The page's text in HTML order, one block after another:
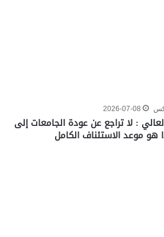
2026-07-08
: لا تراجع عن عودة الجامعات إلى
هو موعد الاستئناف الكامل